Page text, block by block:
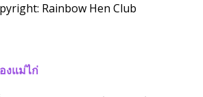
Rainbow Hen Club
งแม่ไก่